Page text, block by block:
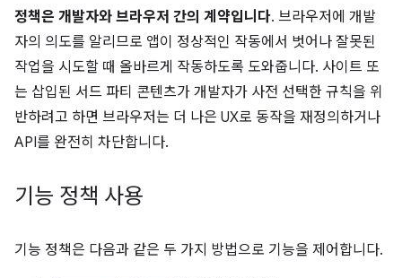
정책은 개발자와 브라우저 간의 계약입니다. 브라우저에 개발
자의 의도를 알리므로 앱이 정상적인 작동에서 벗어나 잘못된
작업을 시도할 때 올바르게 작동하도록 도와줍니다. 사이트 또
는 삽입된 서드 파티 콘텐츠가 개발자가 사전 선택한 규칙을 위
반하려고 하면 브라우저는 더 나은 UX로 동작을 재정의하거나
API를 완전히 차단합니다.
기능 정책 사용
기능 정책은 다음과 같은 두 가지 방법으로 기능을 제어합니다.